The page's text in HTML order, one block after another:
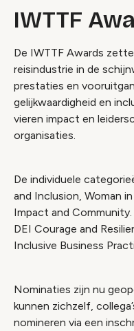
IWTTF
De IWTTF Awards
reisindustrie in de
prestaties en
gelijkwaardigheid en
vieren impact en
organisaties.
De individuele
and Inclusion, Woman
Impact and
DEI Courage and
Inclusive Business
Nominaties zijn nu
kunnen zichzelf,
nomineren via een